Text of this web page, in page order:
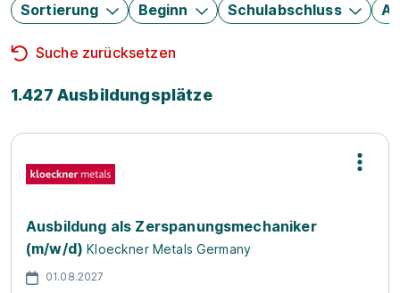
Sortierung Beginn Schulabschluss
Suche zurücksetzen
1.427 Ausbildungsplätze
Ausbildung als Zerspanungsmechaniker
(m/w/d) Kloeckner Metals Germany
01.08.2027